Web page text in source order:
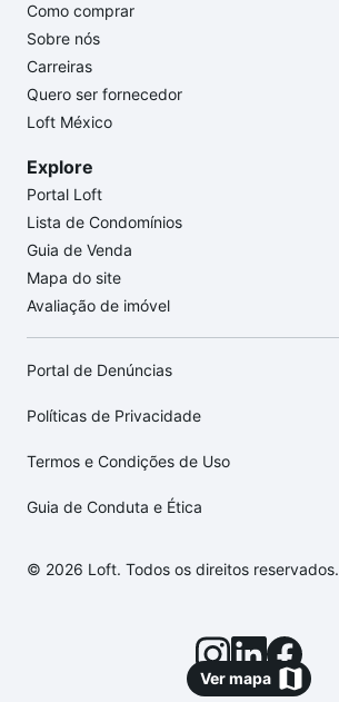
Ver mapa
Como comprar
Sobre nós
Carreiras
Quero ser fornecedor
Loft México
Explore
Portal Loft
Lista de Condomínios
Guia de Venda
Mapa do site
Avaliação de imóvel
Portal de Denúncias
Políticas de Privacidade
Termos e Condições de Uso
Guia de Conduta e Ética
© 2026 Loft. Todos os direitos reservados.